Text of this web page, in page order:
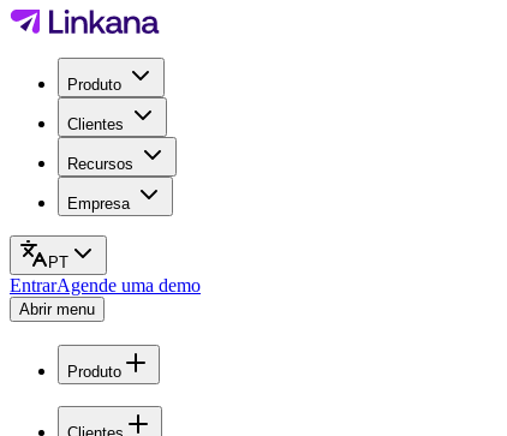
Produto
Clientes
Recursos
Empresa
PT
EntrarAgende uma demo
Abrir menu
Produto